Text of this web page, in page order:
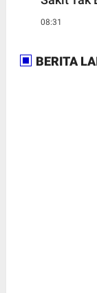
08:31
BERITA